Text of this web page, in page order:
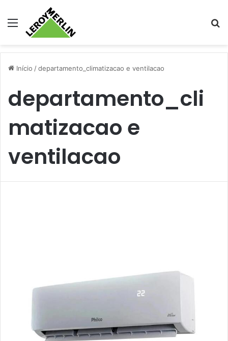
Menu
Início /departamento_climatizacao e ventilacao
departamento_cli
matizacao e
ventilacao